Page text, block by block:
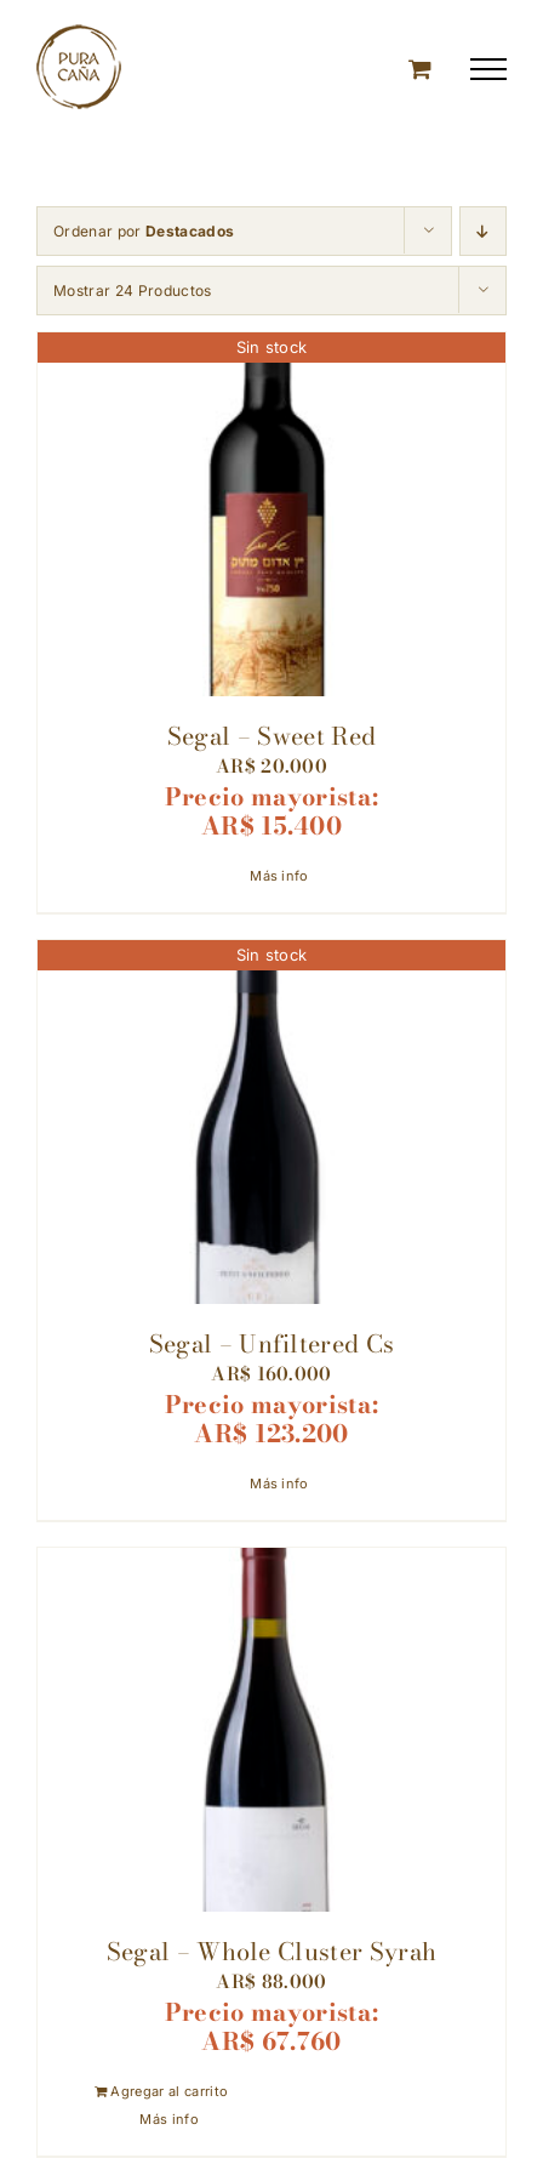
content
Ordenar por Destacados
Mostrar 24 Productos
Sin stock
Segal – Sweet Red
AR$ 20.000
Precio mayorista:
AR$ 15.400
Más info
Sin stock
Segal – Unfiltered Cs
AR$ 160.000
Precio mayorista:
AR$ 123.200
Más info
Segal – Whole Cluster Syrah
AR$ 88.000
Precio mayorista:
AR$ 67.760
Agregar al carrito
Más info